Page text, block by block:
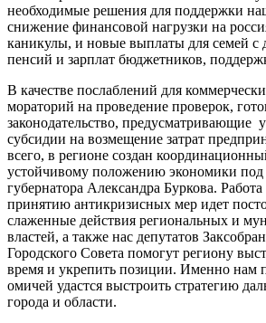
необходимые решения для поддержки
снижение финансовой нагрузки на
каникулы, и новые выплаты для семей с
пенсий и зарплат бюджетников,
В качестве послаблений для
мораторий на проведение проверок,
законодательство, предусматривающие
субсидии на возмещение затрат
всего, в регионе создан
устойчивому положению экономики под
губернатора Александра Буркова.
принятию антикризисных мер идет
слаженные действия региональных и
властей, а также нас депутатов
Городского Совета помогут региону
время и укрепить позиции. Именно нам
омичей удастся выстроить стратегию
города и области.